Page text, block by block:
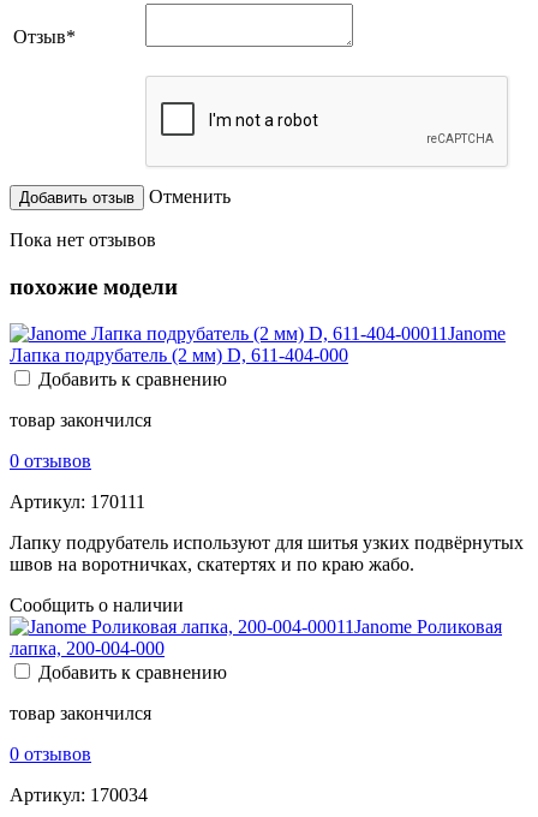
Отзыв*
Отменить
Пока нет отзывов
похожие модели
Janome
Лапка подрубатель (2 мм) D, 611-404-000
Добавить к сравнению
товар закончился
0 отзывов
Артикул: 170111
Лапку подрубатель используют для шитья узких подвёрнутых
швов на воротничках, скатертях и по краю жабо.
Сообщить о наличии
Janome Роликовая
лапка, 200-004-000
Добавить к сравнению
товар закончился
0 отзывов
Артикул: 170034